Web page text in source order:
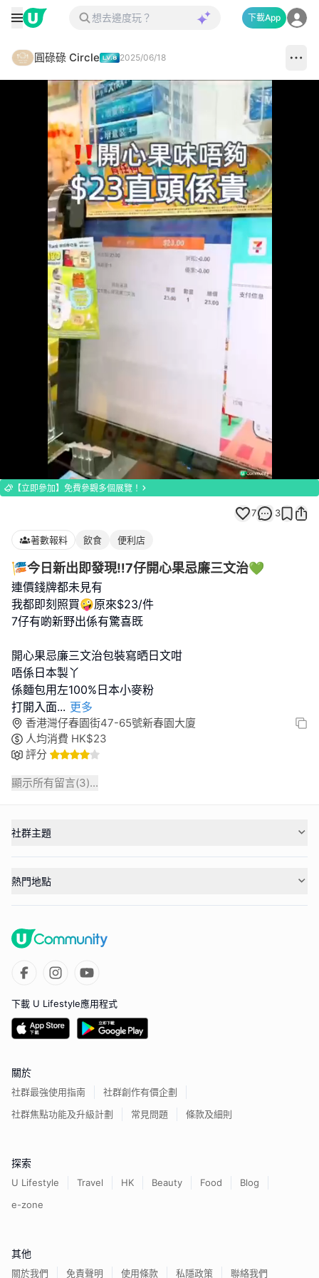
下載App
圓碌碌 Circle 2025/06/18
Loaded:
100.00%
【立即參加】免費參觀多個展覽！
7 3
著數報料 飲食 便利店
🎏今日新出即發現‼️7仔開心果忌廉三文治💚
連價錢牌都未見有
我都即刻照買🤪原來$23/件
7仔有啲新野出係有驚喜既
開心果忌廉三文治包裝寫晒日文咁
唔係日本製丫
係麵包用左100%日本小麥粉
打開入面... 更多
香港灣仔春園街47-65號新春園大廈
人均消費 HK$23
評分
顯示所有留言(3)...
社群主題
熱門地點
下載 U Lifestyle應用程式
關於
社群最強使用指南
社群創作有價企劃
社群焦點功能及升級計劃
常見問題 條款及細則
探索
U Lifestyle Travel HK Beauty Food
Blog
e-zone
其他
關於我們 免責聲明 使用條款 私隱政策 聯絡我們